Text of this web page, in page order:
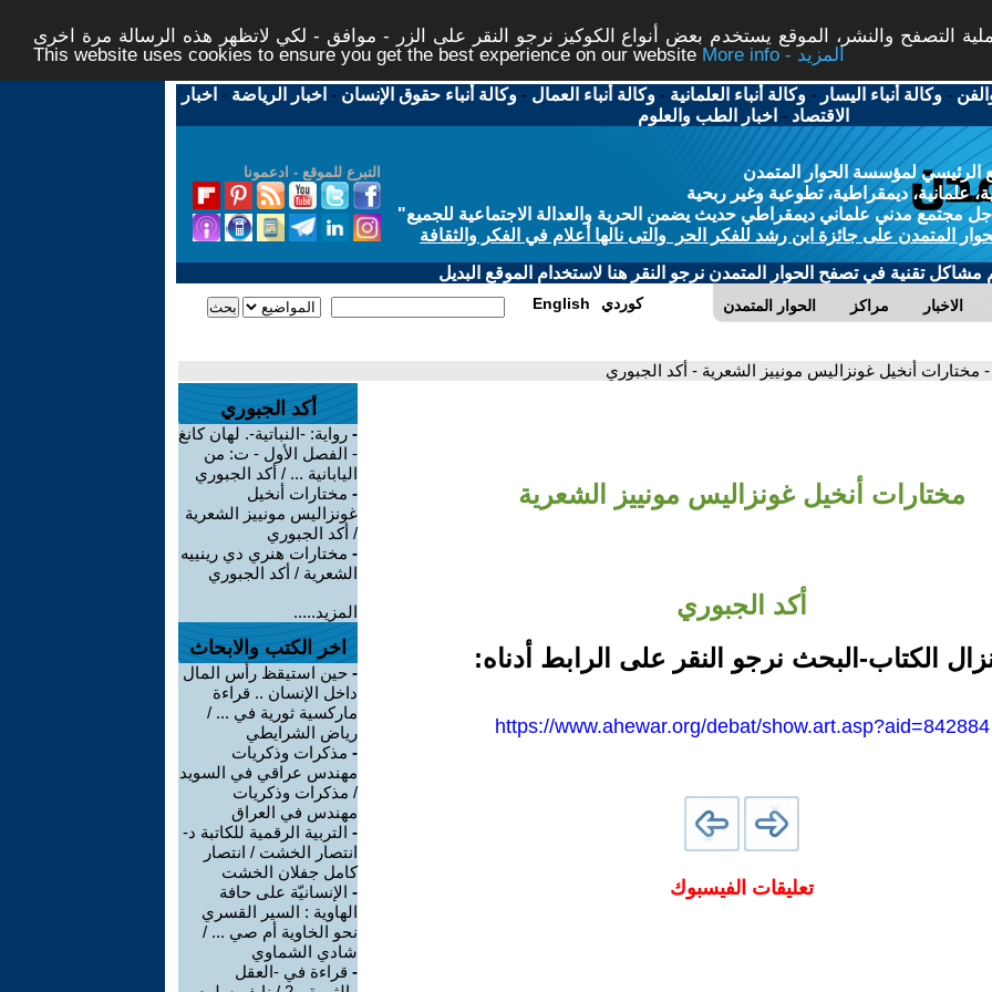
التصفح والنشر، الموقع يستخدم بعض أنواع الكوكيز نرجو النقر على الزر - موافق - لكي لاتظهر هذه الرسالة مرة اخرى -
This website uses cookies to ensure you get the best experience on our website
More info - المزيد
-وكالة أنباء اليسار -وكالة أنباء العلمانية -وكالة أنباء العمال -وكالة أنباء حقوق الإنسان - اخبار الرياضة - اخبار
الاقتصاد - اخبار الطب والعلوم
التبرع للموقع - ادعمونا
الرئيسي لمؤسسة الحوار المتمدن
علمانية، ديمقراطية، تطوعية وغير ربحية
مجتمع مدني علماني ديمقراطي حديث يضمن الحرية والعدالة الاجتماعية للجميع"
المتمدن على جائزة ابن رشد للفكر الحر والتى نالها أعلام في الفكر والثقافة
مشاكل تقنية في تصفح الحوار المتمدن نرجو النقر هنا لاستخدام الموقع البديل
الحوار المتمدن مراكز الاخبار English كوردي
- مختارات أنخيل غونزاليس مونييز الشعرية - أكد الجبوري
مختارات أنخيل غونزاليس مونييز الشعرية
أكد الجبوري
الكتاب-البحث نرجو النقر على الرابط أدناه:
https://www.ahewar.org/debat/show.art.asp?aid=842884
تعليقات الفيسبوك
أكد الجبوري
- رواية: -النباتية-. لهان كانغ
- الفصل الأول - ت: من
اليابانية ... / أكد الجبوري
- مختارات أنخيل
غونزاليس مونييز الشعرية
/ أكد الجبوري
- مختارات هنري دي رينييه
الشعرية / أكد الجبوري
المزيد.....
اخر الكتب والابحاث
- حين استيقظ رأس المال
داخل الإنسان .. قراءة
ماركسية ثورية في ... /
رياض الشرايطي
- مذكرات وذكريات
مهندس عراقي في السويد
/ مذكرات وذكريات
مهندس في العراق
- التربية الرقمية للكاتبة د-
انتصار الخشت / انتصار
كامل جفلان الخشت
- الإنسانيّة على حافة
الهاوية : السير القسري
نحو الخاوية أم صي ... /
شادي الشماوي
- قراءة في -العقل